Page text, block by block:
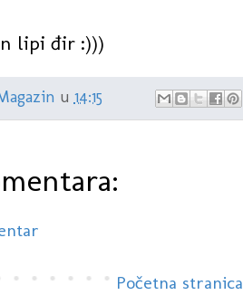
lipi đir :)))
u 14:15
Početna stranica